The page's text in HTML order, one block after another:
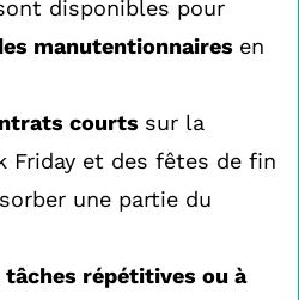
disponibles pour
manutentionnaires en
courts sur la
Friday et des fêtes de fin
une partie du
répétitives ou à